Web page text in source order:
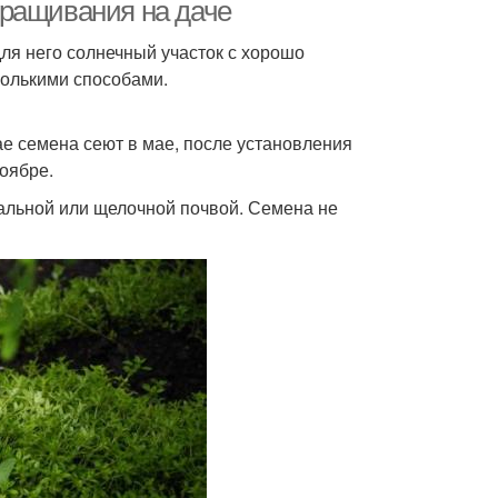
на даче
него солнечный участок с хорошо
способами.
семена сеют в мае, после установления
или щелочной почвой. Семена не